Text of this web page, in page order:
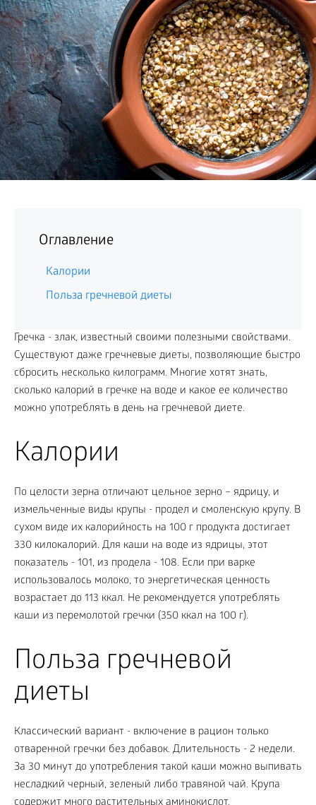
Оглавление
Калории
Польза гречневой диеты
Гречка - злак, известный своими полезными свойствами.
Существуют даже гречневые диеты, позволяющие быстро
сбросить несколько килограмм. Многие хотят знать,
сколько калорий в гречке на воде и какое ее количество
можно употреблять в день на гречневой диете.
Калории
По целости зерна отличают цельное зерно – ядрицу, и
измельченные виды крупы - продел и смоленскую крупу. В
сухом виде их калорийность на 100 г продукта достигает
330 килокалорий. Для каши на воде из ядрицы, этот
показатель - 101, из продела - 108. Если при варке
использовалось молоко, то энергетическая ценность
возрастает до 113 ккал. Не рекомендуется употреблять
каши из перемолотой гречки (350 ккал на 100 г).
Польза гречневой
диеты
Классический вариант - включение в рацион только
отваренной гречки без добавок. Длительность - 2 недели.
За 30 минут до употребления такой каши можно выпивать
несладкий черный, зеленый либо травяной чай. Крупа